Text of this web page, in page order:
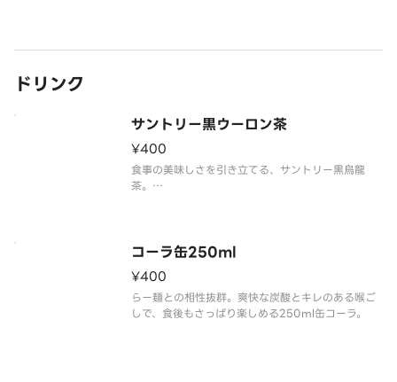
ドリンク
サントリー黒ウーロン茶
¥400
食事の美味しさを引き立てる、サントリー黒烏龍
茶。
さい。
コーラ缶250ml
¥400
らー麺との相性抜群。爽快な炭酸とキレのある喉ご
しで、食後もさっぱり楽しめる250ml缶コーラ。